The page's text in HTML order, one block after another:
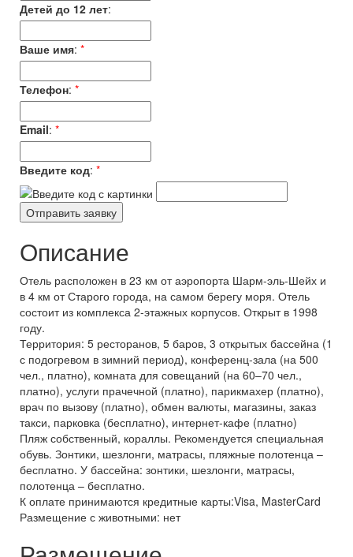
Детей до 12 лет:
Ваше имя: *
Телефон: *
Email: *
Введите код: *
Описание
Отель расположен в 23 км от аэропорта Шарм-эль-Шейх и
в 4 км от Старого города, на самом берегу моря. Отель
состоит из комплекса 2-этажных корпусов. Открыт в 1998
году.
Территория: 5 ресторанов, 5 баров, 3 открытых бассейна (1
с подогревом в зимний период), конференц-зала (на 500
чел., платно), комната для совещаний (на 60–70 чел.,
платно), услуги прачечной (платно), парикмахер (платно),
врач по вызову (платно), обмен валюты, магазины, заказ
такси, парковка (бесплатно), интернет-кафе (платно)
Пляж собственный, кораллы. Рекомендуется специальная
обувь. Зонтики, шезлонги, матрасы, пляжные полотенца –
бесплатно. У бассейна: зонтики, шезлонги, матрасы,
полотенца – бесплатно.
К оплате принимаются кредитные карты:Visa, MasterCard
Размещение с животными: нет